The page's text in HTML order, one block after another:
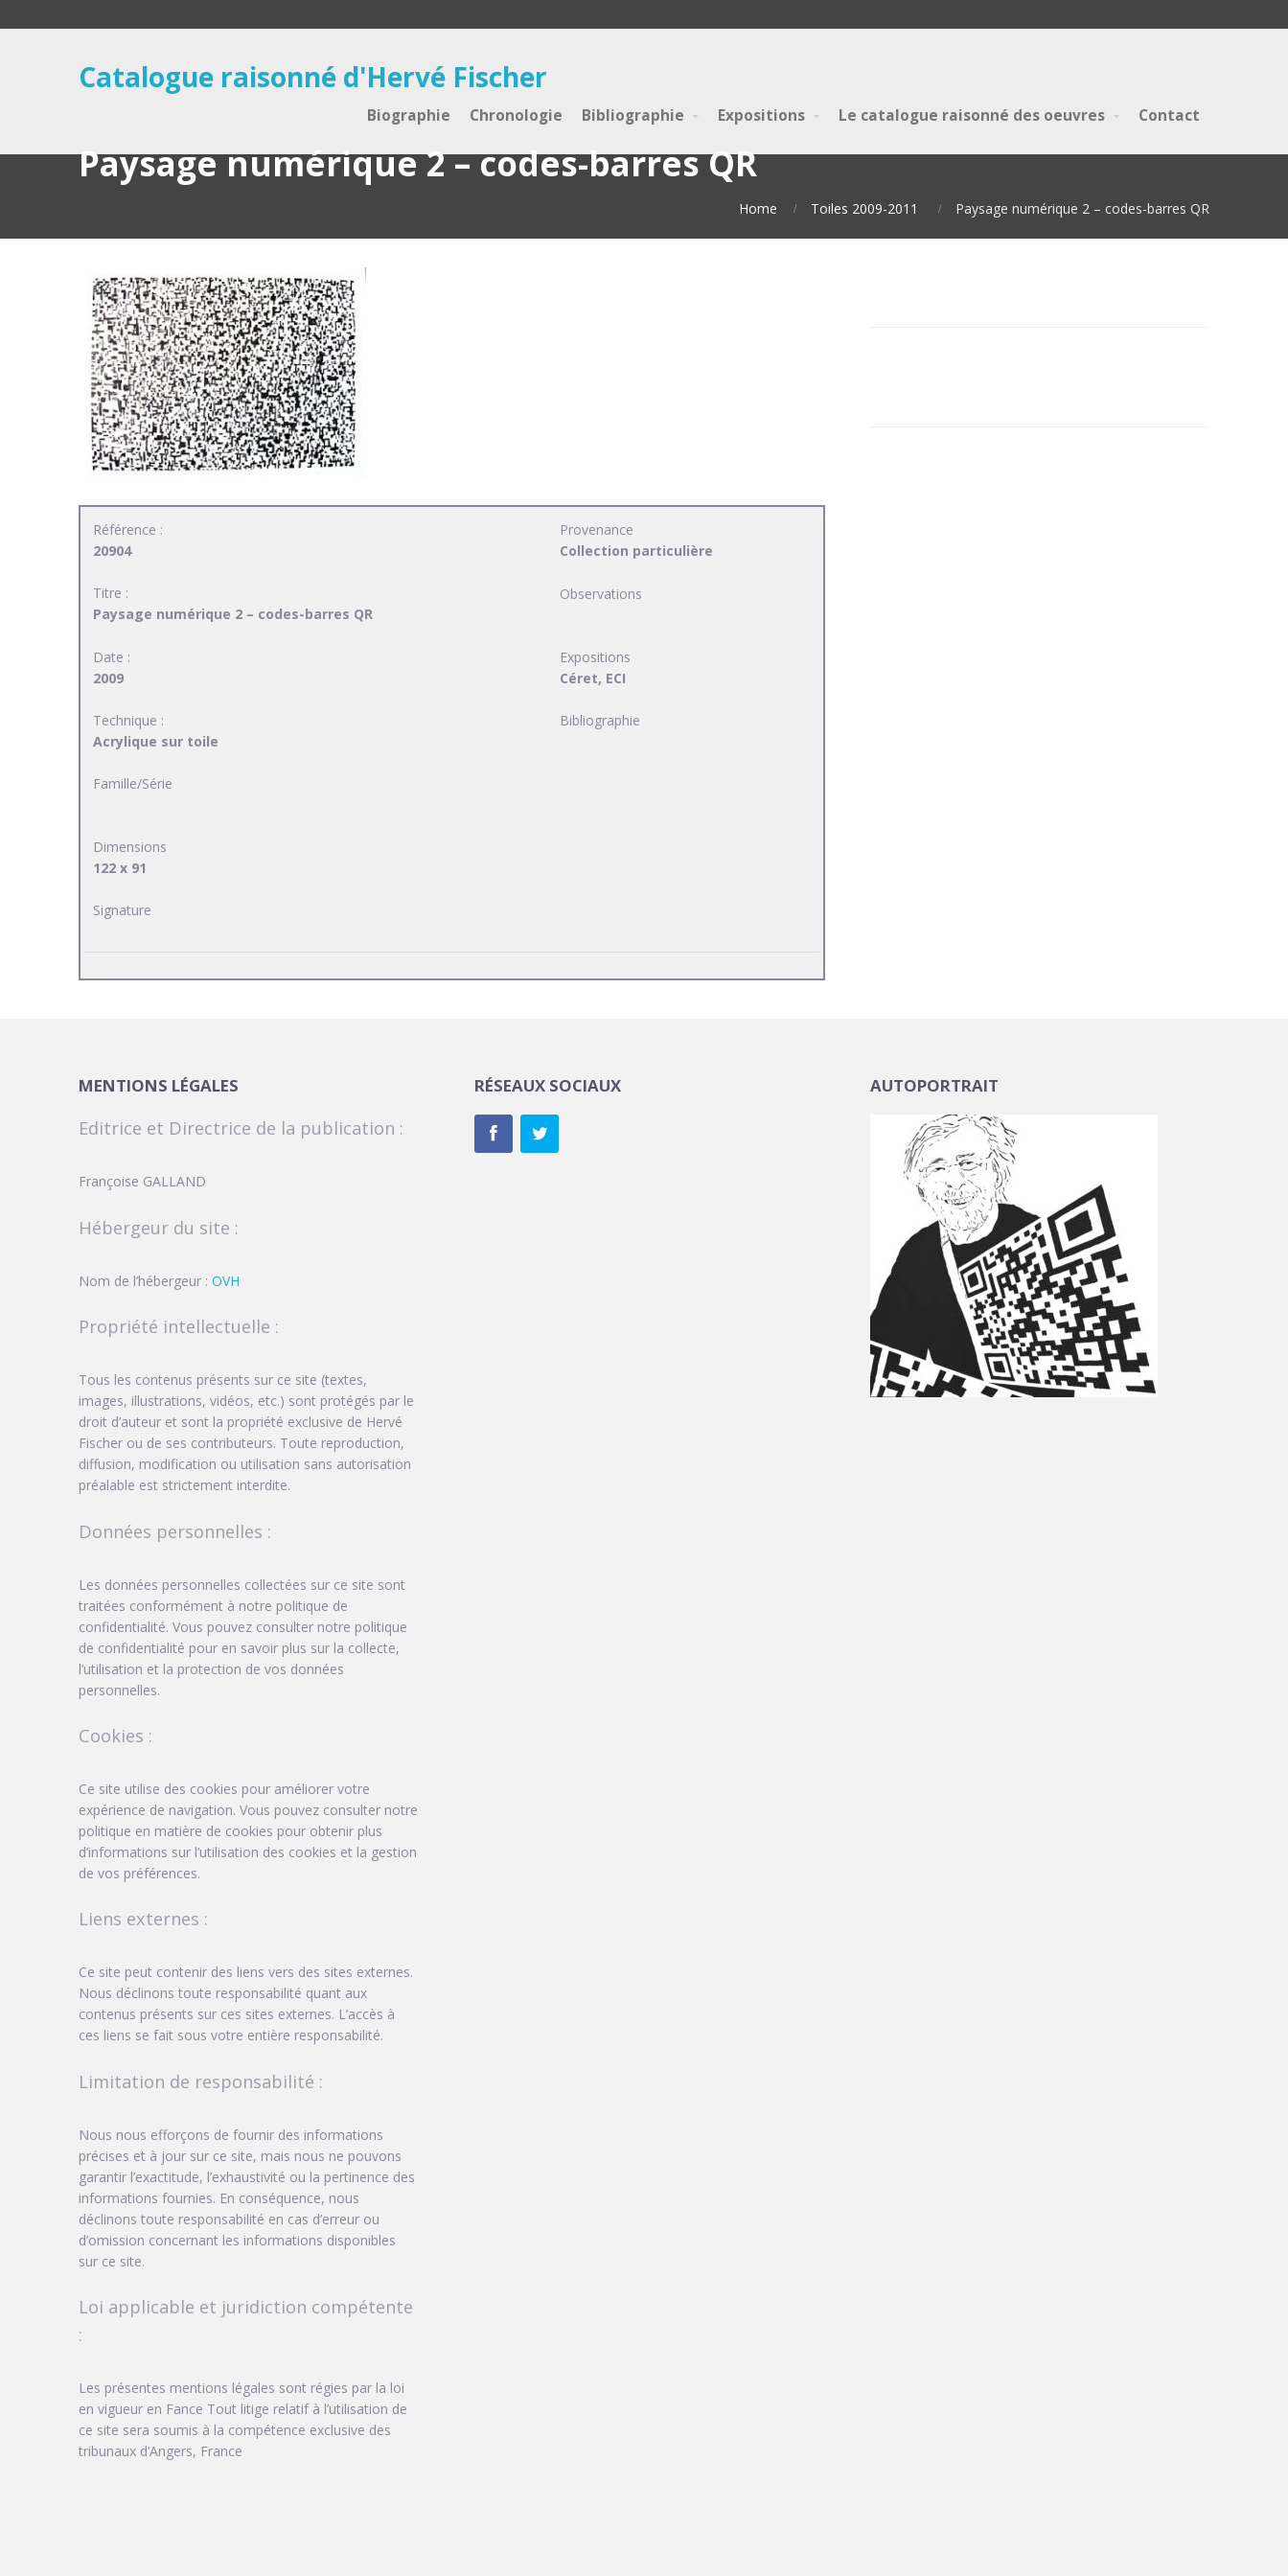
Catalogue raisonné d'Hervé Fischer
Biographie Chronologie Bibliographie Expositions Le catalogue raisonné des oeuvres Contact
Paysage numérique 2 – codes-barres QR
Home Toiles 2009-2011 Paysage numérique 2 – codes-barres QR
Référence :
20904
Titre :
Paysage numérique 2 – codes-barres QR
Date :
2009
Technique :
Acrylique sur toile
Famille/Série
Dimensions
122 x 91
Signature
Provenance
Collection particulière
Observations
Expositions
Céret, ECI
Bibliographie
MENTIONS LÉGALES
Editrice et Directrice de la publication :
Françoise GALLAND
Hébergeur du site :
Nom de l’hébergeur : OVH
Propriété intellectuelle :
Tous les contenus présents sur ce site (textes,
images, illustrations, vidéos, etc.) sont protégés par le
droit d’auteur et sont la propriété exclusive de Hervé
Fischer ou de ses contributeurs. Toute reproduction,
diffusion, modification ou utilisation sans autorisation
préalable est strictement interdite.
Données personnelles :
Les données personnelles collectées sur ce site sont
traitées conformément à notre politique de
confidentialité. Vous pouvez consulter notre politique
de confidentialité pour en savoir plus sur la collecte,
l’utilisation et la protection de vos données
personnelles.
Cookies :
Ce site utilise des cookies pour améliorer votre
expérience de navigation. Vous pouvez consulter notre
politique en matière de cookies pour obtenir plus
d’informations sur l’utilisation des cookies et la gestion
de vos préférences.
Liens externes :
Ce site peut contenir des liens vers des sites externes.
Nous déclinons toute responsabilité quant aux
contenus présents sur ces sites externes. L’accès à
ces liens se fait sous votre entière responsabilité.
Limitation de responsabilité :
Nous nous efforçons de fournir des informations
précises et à jour sur ce site, mais nous ne pouvons
garantir l’exactitude, l’exhaustivité ou la pertinence des
informations fournies. En conséquence, nous
déclinons toute responsabilité en cas d’erreur ou
d’omission concernant les informations disponibles
sur ce site.
Loi applicable et juridiction compétente
:
Les présentes mentions légales sont régies par la loi
en vigueur en Fance Tout litige relatif à l’utilisation de
ce site sera soumis à la compétence exclusive des
tribunaux d’Angers, France
RÉSEAUX SOCIAUX AUTOPORTRAIT